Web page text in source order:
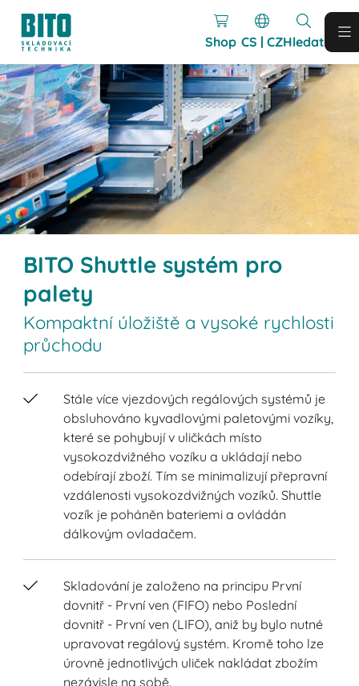
Shop CS | CZHledat
BITO Shuttle systém pro
palety
Kompaktní úložiště a vysoké rychlosti
průchodu
Stále více vjezdových regálových systémů je
obsluhováno kyvadlovými paletovými vozíky,
které se pohybují v uličkách místo
vysokozdvižného vozíku a ukládají nebo
odebírají zboží. Tím se minimalizují přepravní
vzdálenosti vysokozdvižných vozíků. Shuttle
vozík je poháněn bateriemi a ovládán
dálkovým ovladačem.
Skladování je založeno na principu První
dovnitř - První ven (FIFO) nebo Poslední
dovnitř - První ven (LIFO), aniž by bylo nutné
upravovat regálový systém. Kromě toho lze
úrovně jednotlivých uliček nakládat zbožím
nezávisle na sobě.